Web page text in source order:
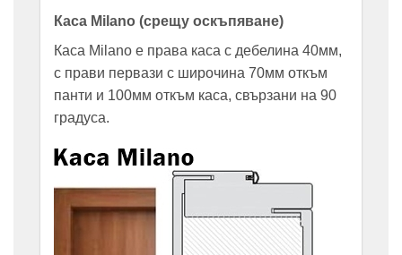
Каса Milano (срещу оскъпяване)
Каса Milano е права каса с дебелина 40мм,
с прави первази с широчина 70мм откъм
панти и 100мм откъм каса, свързани на 90
градуса.